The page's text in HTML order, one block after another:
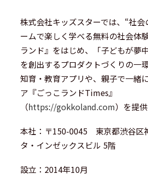
株式会社キッズスターでは、“社
ームで楽しく学べる無料の社会体
ランド』をはじめ、「子どもが夢
を創出するプロダクトづくりの一
知育・教育アプリや、親子で一緒
ア『ごっこランドTimes』
（https://gokkoland.com）を提
本社：〒150-0045 東京都渋谷区
タ・インゼックスビル 5階
設立：2014年10月